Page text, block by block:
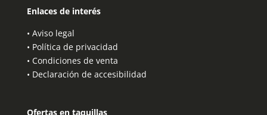
Enlaces de interés
• Aviso legal
• Política de privacidad
• Condiciones de venta
• Declaración de accesibilidad
Ofertas en taquillas